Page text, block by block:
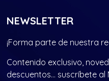
NEWSLETTER
¡Forma parte de nuestra
Contenido exclusivo,
descuentos… suscríbete al